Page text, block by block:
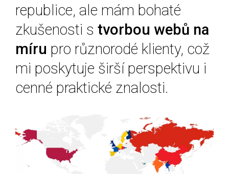
republice, ale mám bohaté
zkušenosti s tvorbou webů na
míru pro různorodé klienty, což
mi poskytuje širší perspektivu i
cenné praktické znalosti.